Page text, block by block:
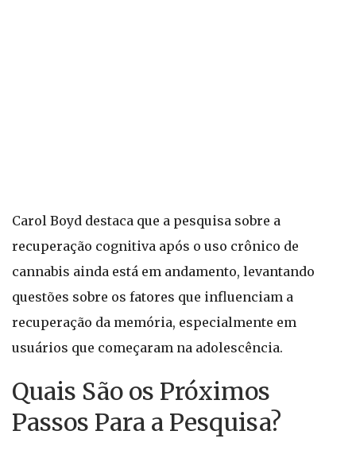
Carol Boyd destaca que a pesquisa sobre a
recuperação cognitiva após o uso crônico de
cannabis ainda está em andamento, levantando
questões sobre os fatores que influenciam a
recuperação da memória, especialmente em
usuários que começaram na adolescência.
Quais São os Próximos
Passos Para a Pesquisa?